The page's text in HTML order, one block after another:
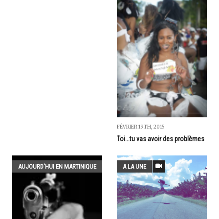
FÉVRIER 19TH, 2015
Toi...tu vas avoir des problèmes
AUJOURD'HUI EN MARTINIQUE A LA UNE